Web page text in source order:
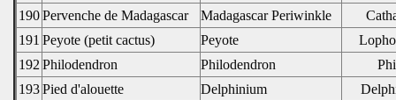
190Pervenche de Madagascar Madagascar Periwinkle
191 Peyote (petit cactus) Peyote
192 Philodendron Philodendron
193Pied d'alouette Delphinium